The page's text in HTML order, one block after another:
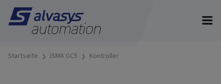
Startseite iSMA GC5 Kontroller